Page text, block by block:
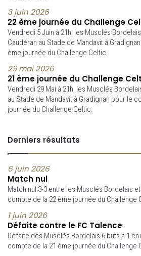
3 juin 2026
22 ème journée du Challenge
Vendredi 5 Juin à 21h, les Musclés
Caudéran au Stade de Mandavit à
ème journée du Challenge Celtic.
29 mai 2026
21 ème journée du Challenge
Vendredi 29 Mai à 21h, les Musclés
au Stade de Mandavit à Gradignan pour le
journée du Challenge Celtic.
Derniers résultats
6 juin 2026
Match nul
Match nul 3-3 entre les Musclés Bordelais et
compte de la 22 ème journée du Challenge
1 juin 2026
Défaite contre le FC Talence
Défaite des Musclés Bordelais 6 buts à 1
compte de la 21 ème journée du Challenge